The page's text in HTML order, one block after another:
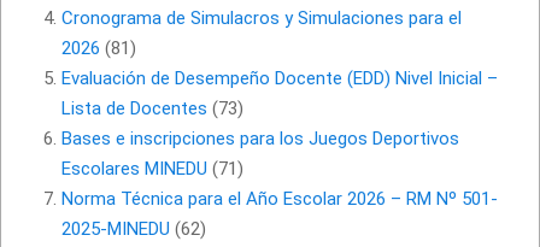
Cronograma de Simulacros y Simulaciones para el
2026 (81)
Evaluación de Desempeño Docente (EDD) Nivel Inicial –
Lista de Docentes (73)
Bases e inscripciones para los Juegos Deportivos
Escolares MINEDU (71)
Norma Técnica para el Año Escolar 2026 – RM Nº 501-
2025-MINEDU (62)